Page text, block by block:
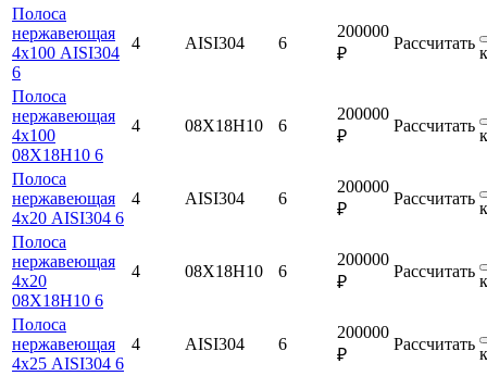
Полоса
нержавеющая
4х100 AISI304
6
4 AISI304 6
200000
₽
Рассчитать
Полоса
нержавеющая
4х100
08Х18Н10 6
4 08Х18Н10 6
200000
₽
Рассчитать
Полоса
нержавеющая
4х20 AISI304 6
4 AISI304 6
200000
₽
Рассчитать
Полоса
нержавеющая
4х20
08Х18Н10 6
4 08Х18Н10 6
200000
₽
Рассчитать
Полоса
нержавеющая
4х25 AISI304 6
4 AISI304 6
200000
₽
Рассчитать